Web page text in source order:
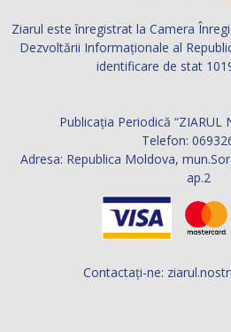
Ziarul este înregistrat la Camera
Dezvoltării Informaţionale al
identificare de stat
Publicația Periodică “ZIARUL
Telefon:
Adresa: Republica Moldova,
ap.2
Contactați-ne: